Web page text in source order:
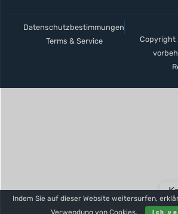
Datenschutzbestimmungen
Terms & Service
Copyright
Indem Sie auf dieser Website weitersurfen,
Verwendung von Cookies.